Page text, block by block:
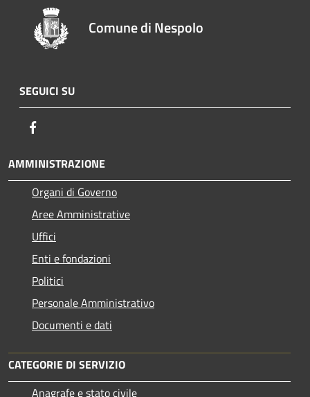
Comune di Nespolo
SEGUICI SU
AMMINISTRAZIONE
Organi di Governo
Aree Amministrative
Uffici
Enti e fondazioni
Politici
Personale Amministrativo
Documenti e dati
CATEGORIE DI SERVIZIO
Anagrafe e stato civile